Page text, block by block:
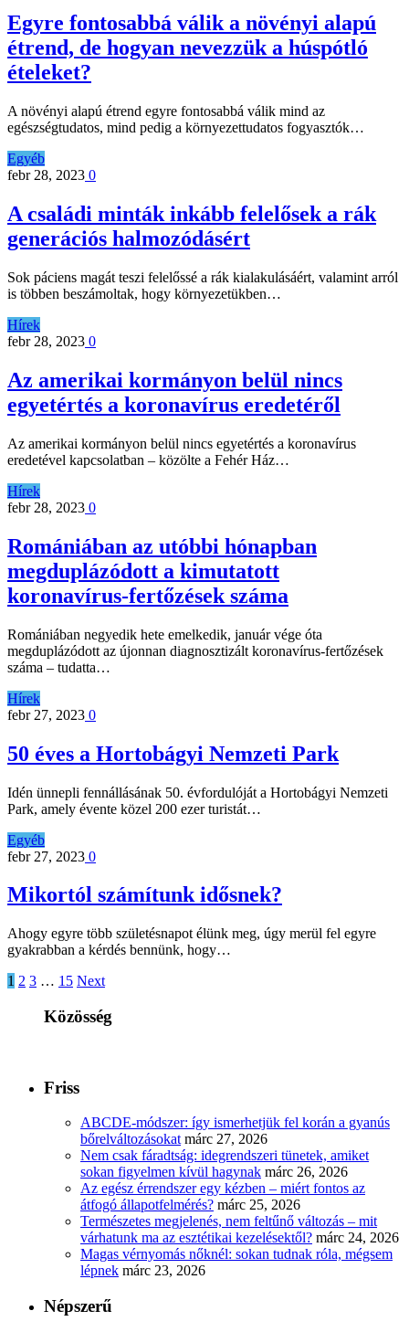
Egyre fontosabbá válik a növényi alapú
étrend, de hogyan nevezzük a húspótló
ételeket?
A növényi alapú étrend egyre fontosabbá válik mind az
egészségtudatos, mind pedig a környezettudatos fogyasztók…
Egyéb
febr 28, 2023 0
A családi minták inkább felelősek a rák
generációs halmozódásért
Sok páciens magát teszi felelőssé a rák kialakulásáért, valamint arról
is többen beszámoltak, hogy környezetükben…
Hírek
febr 28, 2023 0
Az amerikai kormányon belül nincs
egyetértés a koronavírus eredetéről
Az amerikai kormányon belül nincs egyetértés a koronavírus
eredetével kapcsolatban – közölte a Fehér Ház…
Hírek
febr 28, 2023 0
Romániában az utóbbi hónapban
megduplázódott a kimutatott
koronavírus-fertőzések száma
Romániában negyedik hete emelkedik, január vége óta
megduplázódott az újonnan diagnosztizált koronavírus-fertőzések
száma – tudatta…
Hírek
febr 27, 2023 0
50 éves a Hortobágyi Nemzeti Park
Idén ünnepli fennállásának 50. évfordulóját a Hortobágyi Nemzeti
Park, amely évente közel 200 ezer turistát…
Egyéb
febr 27, 2023 0
Mikortól számítunk idősnek?
Ahogy egyre több születésnapot élünk meg, úgy merül fel egyre
gyakrabban a kérdés bennünk, hogy…
1 2 3 … 15 Next
Közösség
Friss
ABCDE‑módszer: így ismerhetjük fel korán a gyanús
bőrelváltozásokat márc 27, 2026
Nem csak fáradtság: idegrendszeri tünetek, amiket
sokan figyelmen kívül hagynak márc 26, 2026
Az egész érrendszer egy kézben – miért fontos az
átfogó állapotfelmérés? márc 25, 2026
Természetes megjelenés, nem feltűnő változás – mit
várhatunk ma az esztétikai kezelésektől? márc 24, 2026
Magas vérnyomás nőknél: sokan tudnak róla, mégsem
lépnek márc 23, 2026
Népszerű